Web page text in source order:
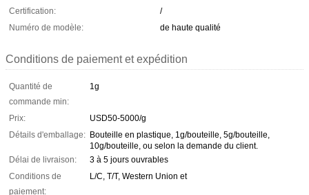
Certification:
/
Numéro de modèle:
de haute qualité
Conditions de paiement et expédition
Quantité de
commande min:
1g
Prix:
USD50-5000/g
Détails d'emballage: Bouteille en plastique, 1g/bouteille, 5g/bouteille,
10g/bouteille, ou selon la demande du client.
Délai de livraison:
3 à 5 jours ouvrables
Conditions de
paiement:
L/C, T/T, Western Union et